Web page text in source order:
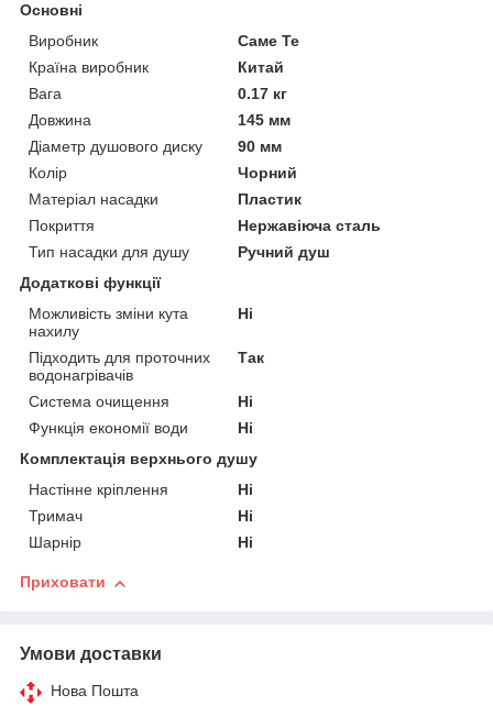
Основні
Виробник
Саме Те
Країна виробник
Китай
Вага
0.17 кг
Довжина
145 мм
Діаметр душового диску
90 мм
Колір
Чорний
Матеріал насадки
Пластик
Покриття
Нержавіюча сталь
Тип насадки для душу
Ручний душ
Додаткові функції
Можливість зміни кута
нахилу
Ні
Підходить для проточних
водонагрівачів
Так
Система очищення
Ні
Функція економії води
Ні
Комплектація верхнього душу
Настінне кріплення
Ні
Тримач
Ні
Шарнір
Ні
Приховати
Умови доставки
Нова Пошта